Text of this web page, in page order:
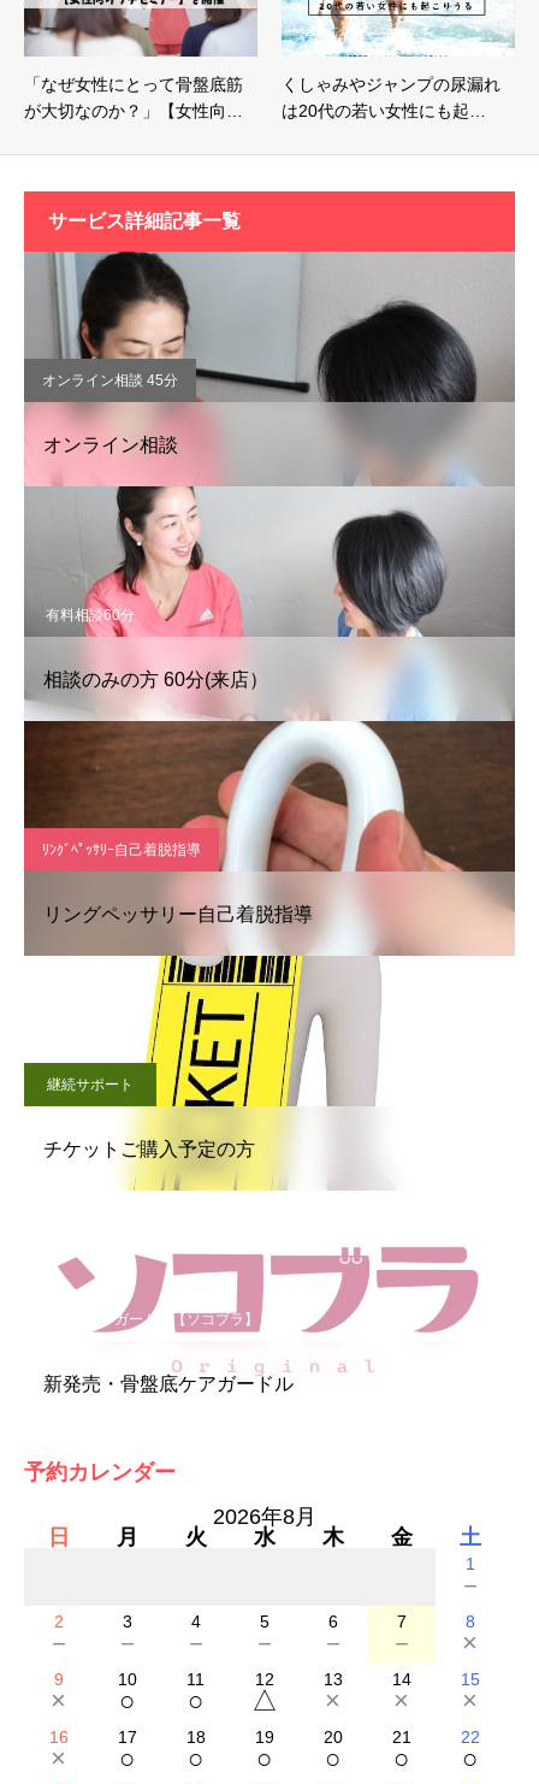
「なぜ女性にとって骨盤底筋
が大切なのか？」【女性向…
くしゃみやジャンプの尿漏れ
は20代の若い女性にも起…
サービス詳細記事一覧
オンライン相談 45分
オンライン相談
有料相談60分
相談のみの方 60分(来店）
ﾘﾝｸﾞﾍﾟｯｻﾘｰ自己着脱指導
リングペッサリー自己着脱指導
継続サポート
チケットご購入予定の方
骨盤底ケアガードル【ソコブラ】
新発売・骨盤底ケアガードル
予約カレンダー
2026年8月
日
月 火 水 木 金 土
1
－
2
－
3
－
4
－
5
－
6
－
7
－
8
×
9
×
10
○
11
○
12
△
13
×
14
×
15
×
16
×
17
○
18
○
19
○
20
○
21
○
22
○